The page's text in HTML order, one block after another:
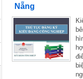
Nẵng